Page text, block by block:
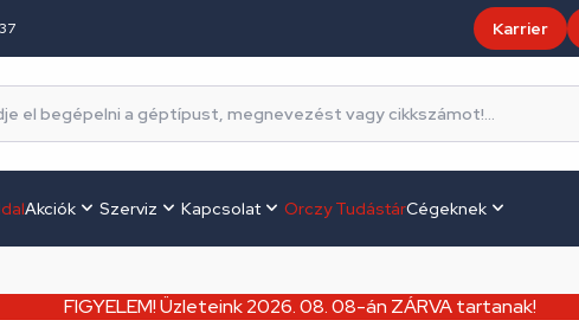
Karrier
Akciók Szerviz Kapcsolat Orczy TudástárCégeknek
FIGYELEM! Üzleteink 2026. 08. 08-án ZÁRVA tartanak!